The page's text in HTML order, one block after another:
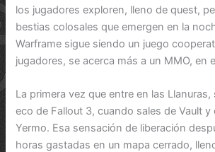
los jugadores exploren, lleno de quest,
bestias colosales que emergen en la
Warframe sigue siendo un juego
jugadores, se acerca más a un MMO, en
La primera vez que entre en las
eco de Fallout 3, cuando sales de Vault y
Yermo. Esa sensación de liberación
horas gastadas en un mapa cerrado,